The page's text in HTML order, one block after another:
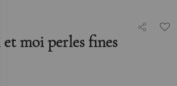
moi perles fines